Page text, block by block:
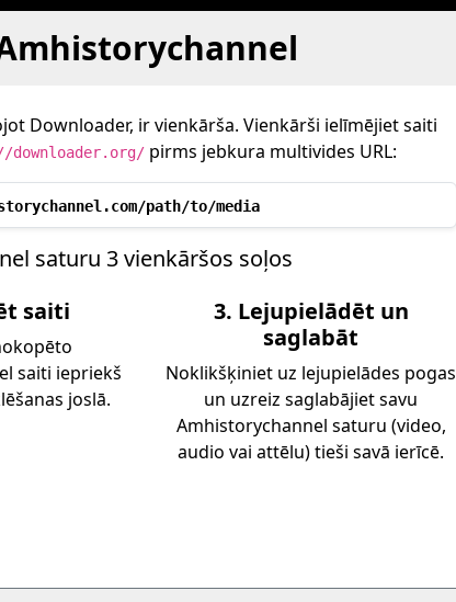
Downloader, ir vienkārša. Vienkārši ielīmējiet saiti
downloader.org/pirms jebkura multivides URL:
path/to/media
saturu 3 vienkāršos soļos
saiti
saiti iepriekš
joslā.
3. Lejupielādēt un
saglabāt
Noklikšķiniet uz lejupielādes pogas
un uzreiz saglabājiet savu
Amhistorychannel saturu (video,
audio vai attēlu) tieši savā ierīcē.